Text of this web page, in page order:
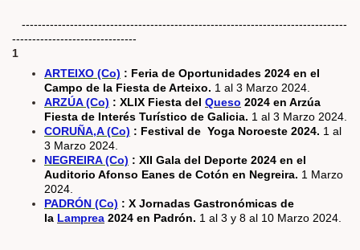
---------------------------------------------------------------------------------
-------------------------------
1
ARTEIXO (Co) : Feria de Oportunidades 2024 en el
Campo de la Fiesta de Arteixo. 1 al 3 Marzo 2024.
ARZÚA (Co) : XLIX Fiesta del Queso 2024 en Arzúa
Fiesta de Interés Turístico de Galicia. 1 al 3 Marzo 2024.
CORUÑA,A (Co) : Festival de Yoga Noroeste 2024. 1 al
3 Marzo 2024.
NEGREIRA (Co) : XII Gala del Deporte 2024 en el
Auditorio Afonso Eanes de Cotón en Negreira. 1 Marzo
2024.
PADRÓN (Co) : X Jornadas Gastronómicas de
la Lamprea 2024 en Padrón. 1 al 3 y 8 al 10 Marzo 2024.